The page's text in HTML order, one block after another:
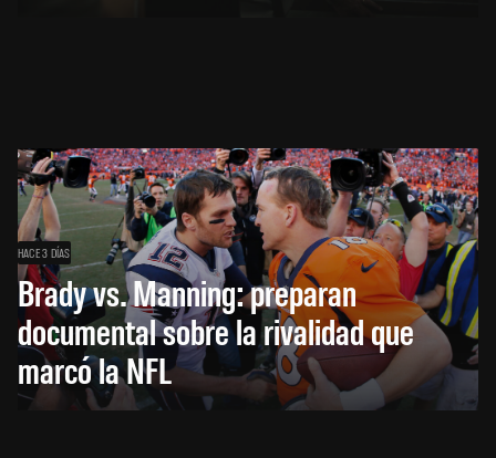
HACE 3 DÍAS
Brady vs. Manning: preparan
documental sobre la rivalidad que
marcó la NFL